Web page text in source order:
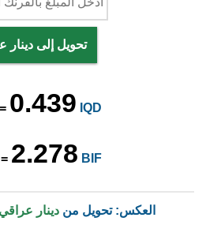
تحويل إلى دينار
0.439 IQD
= 2.278 BIF
العكس: تحويل من دينار عراقي